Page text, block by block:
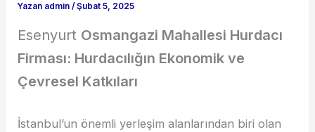
Yazan admin/Şubat 5, 2025
Esenyurt Osmangazi Mahallesi Hurdacı
Firması: Hurdacılığın Ekonomik ve
Çevresel Katkıları
İstanbul’un önemli yerleşim alanlarından biri olan